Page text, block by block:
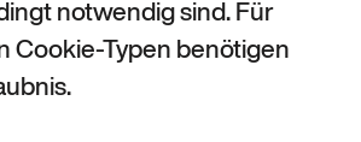
notwendig sind. Für
Cookie-Typen benötigen